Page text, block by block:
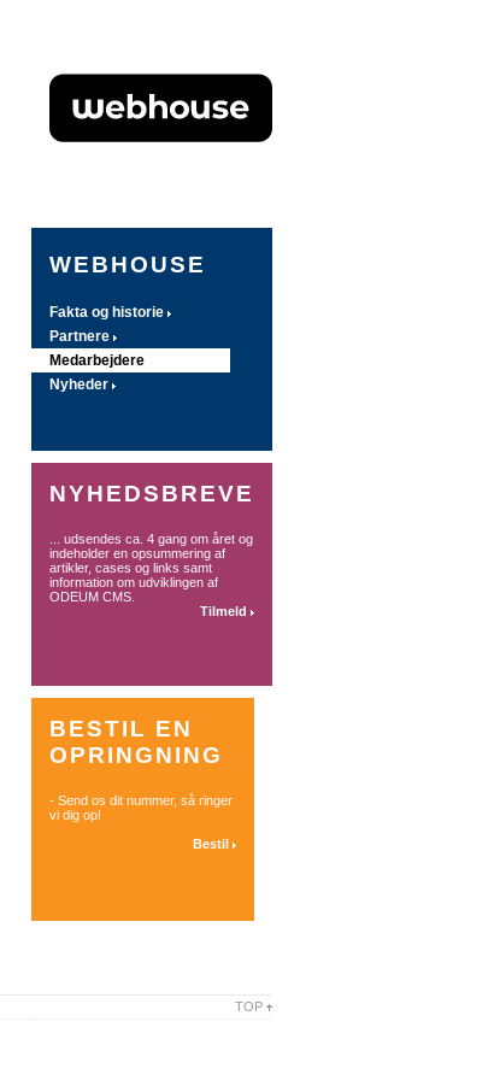
WEBHOUSE
Fakta og historie
Partnere
Medarbejdere
Nyheder
NYHEDSBREVE
... udsendes ca. 4 gang om året og
indeholder en opsummering af
artikler, cases og links samt
information om udviklingen af
ODEUM CMS.
Tilmeld
BESTIL EN
OPRINGNING
- Send os dit nummer, så ringer
vi dig op!
Bestil
TOP